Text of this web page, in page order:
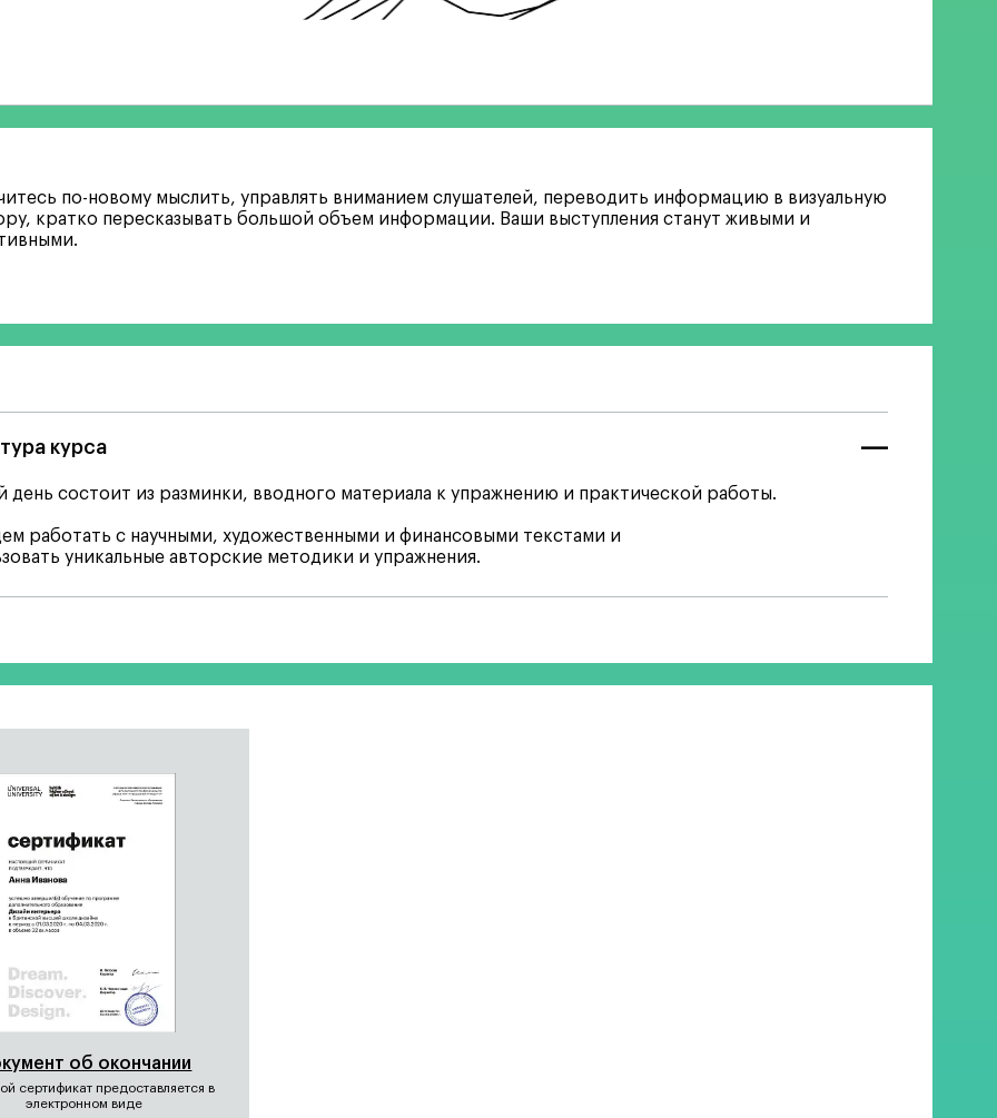
по-новому мыслить, управлять вниманием слушателей, переводить информацию в визуальную
кратко пересказывать большой объем информации. Ваши выступления станут живыми и
курса
день состоит из разминки, вводного материала к упражнению и практической работы.
работать с научными, художественными и финансовыми текстами и
уникальные авторские методики и упражнения.
об окончании
сертификат предоставляется в
электронном виде